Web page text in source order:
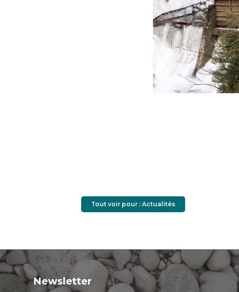
Tout voir pour : Actualités
Newsletter